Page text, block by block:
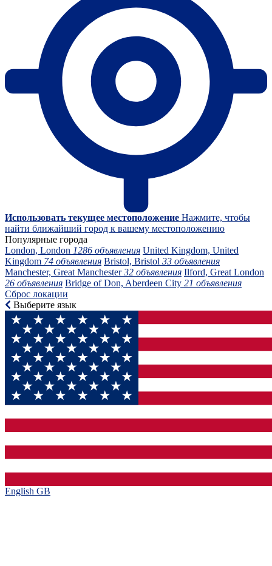
Использовать текущее местоположение Нажмите, чтобы
найти ближайший город к вашему местоположению
Популярные города
London, London 1286 объявления United Kingdom, United
Kingdom 74 объявления Bristol, Bristol 33 объявления
Manchester, Great Manchester32 объявления Ilford, Great London
26 объявления Bridge of Don, Aberdeen City 21 объявления
Сброс локации
Выберите язык
English GB‎